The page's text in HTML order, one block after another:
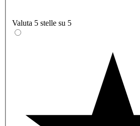
Valuta 5 stelle su 5